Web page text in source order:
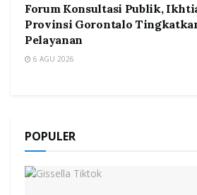
Forum Konsultasi Publik,
Provinsi Gorontalo
Pelayanan
6 AGU 2026
POPULER